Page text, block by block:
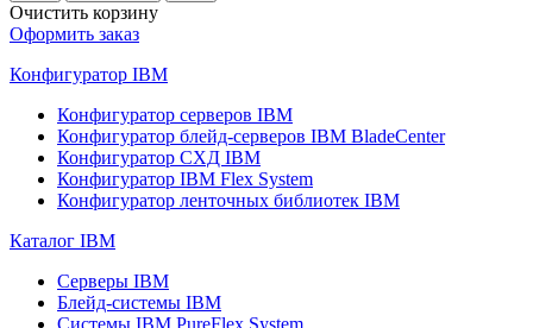
Очистить корзину
Оформить заказ
Конфигуратор IBM
Конфигуратор серверов IBM
Конфигуратор блейд-серверов IBM BladeCenter
Конфигуратор СХД IBM
Конфигуратор IBM Flex System
Конфигуратор ленточных библиотек IBM
Каталог IBM
Серверы IBM
Блейд-системы IBM
Системы IBM PureFlex System